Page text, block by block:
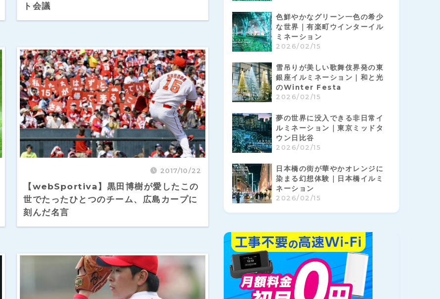
ト会議
2017/10/22
【webSportiva】黒田博樹が愛したこの
世でたったひとつのチーム、広島カープに
刻んだ名言
色鮮やかなグリーン一色の希少
な世界｜有楽町ウインターイル
ミネーション
2026/02/15
雪吊りが美しい歌舞伎界発の東
銀座イルミネーション｜和と光
のWinter Festa
2026/02/15
夢の世界に没入できる非日常イ
ルミネーション｜東京ミッドタ
ウン日比谷
2026/02/15
日本橋の街が華やかオレンジに
染まる幻想体験｜日本橋イルミ
ネーション
2026/02/15